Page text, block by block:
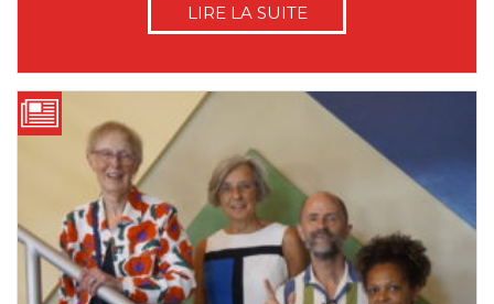
LIRE LA SUITE